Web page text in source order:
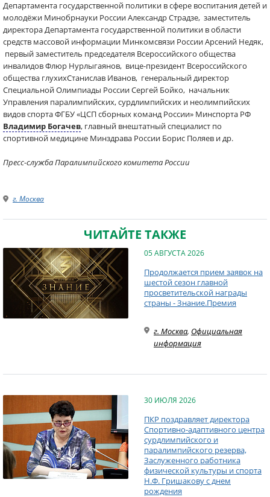
Департамента государственной политики в сфере воспитания детей и
молодёжи Минобрнауки России Александр Страдзе, заместитель
директора Департамента государственной политики в области
средств массовой информации Минкомсвязи России Арсений Недяк,
первый заместитель председателя Всероссийского общества
инвалидов Флюр Нурлыгаянов, вице-президент Всероссийского
общества глухихСтанислав Иванов, генеральный директор
Специальной Олимпиады России Сергей Бойко, начальник
Управления паралимпийских, сурдлимпийских и неолимпийских
видов спорта ФГБУ «ЦСП сборных команд России» Минспорта РФ
Владимир Богачев, главный внештатный специалист по
спортивной медицине Минздрава России Борис Поляев и др.
Пресс-служба Паралимпийского комитета России
г. Москва
ЧИТАЙТЕ ТАКЖЕ
05 АВГУСТА 2026
Продолжается прием заявок на
шестой сезон главной
просветительской награды
страны - Знание.Премия
г. Москва, Официальная
информация
30 ИЮЛЯ 2026
ПКР поздравляет директора
Спортивно-адаптивного центра
сурдлимпийского и
паралимпийского резерва,
Заслуженного работника
физической культуры и спорта
Н.Ф. Гришакову с днем
рождения